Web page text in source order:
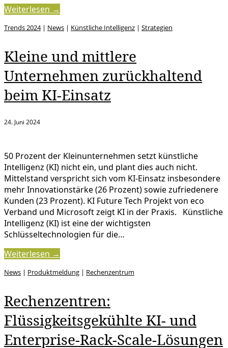
Weiterlesen →
Trends 2024| News | Künstliche Intelligenz | Strategien
Kleine und mittlere
Unternehmen zurückhaltend
beim KI-Einsatz
24. Juni 2024
50 Prozent der Kleinunternehmen setzt künstliche
Intelligenz (KI) nicht ein, und plant dies auch nicht.
Mittelstand verspricht sich vom KI-Einsatz insbesondere
mehr Innovationstärke (26 Prozent) sowie zufriedenere
Kunden (23 Prozent). KI Future Tech Projekt von eco
Verband und Microsoft zeigt KI in der Praxis. Künstliche
Intelligenz (KI) ist eine der wichtigsten
Schlüsseltechnologien für die…
Weiterlesen →
News | Produktmeldung | Rechenzentrum
Rechenzentren:
Flüssigkeitsgekühlte KI- und
Enterprise-Rack-Scale-Lösungen